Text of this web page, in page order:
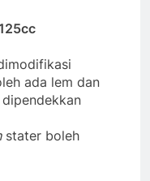
ada lem dan
stater boleh